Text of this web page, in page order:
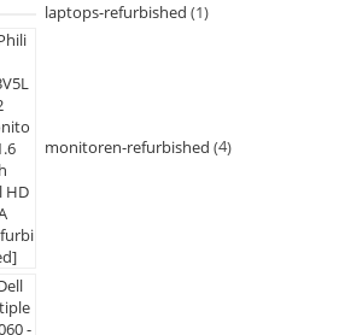
laptops-refurbished 1
monitoren-refurbished 4